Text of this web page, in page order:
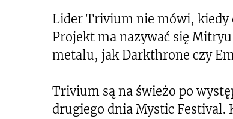
Lider Trivium nie mówi, kiedy
Projekt ma nazywać się
metalu, jak Darkthrone czy
Trivium są na świeżo po
drugiego dnia Mystic Festival.